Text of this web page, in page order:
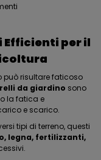
Efficienti per il
può risultare faticoso
da giardino sono
la fatica e
e scarico.
tipi di terreno, questi
legna, fertilizzanti,